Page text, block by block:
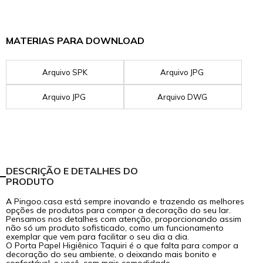
MATERIAS PARA DOWNLOAD
Arquivo SPK Arquivo JPG
Arquivo JPG Arquivo DWG
DESCRIÇÃO E DETALHES DO
PRODUTO
A Pingoo.casa está sempre inovando e trazendo as melhores
opções de produtos para compor a decoração do seu lar.
Pensamos nos detalhes com atenção, proporcionando assim
não só um produto sofisticado, como um funcionamento
exemplar que vem para facilitar o seu dia a dia.
O Porta Papel Higiênico Taquiri é o que falta para compor a
decoração do seu ambiente, o deixando mais bonito e